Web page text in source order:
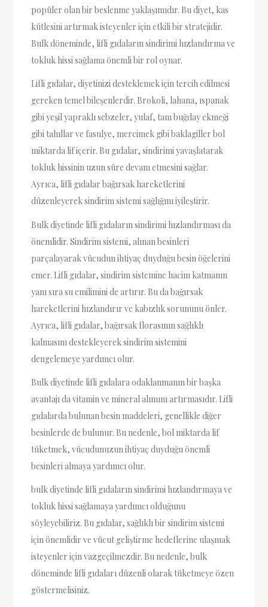
popüler olan bir beslenme yaklaşımıdır. Bu diyet, kas
kütlesini artırmak isteyenler için etkili bir stratejidir.
Bulk döneminde, lifli gıdaların sindirimi hızlandırma ve
tokluk hissi sağlama önemli bir rol oynar.
Lifli gıdalar, diyetinizi desteklemek için tercih edilmesi
gereken temel bileşenlerdir. Brokoli, lahana, ıspanak
gibi yeşil yapraklı sebzeler, yulaf, tam buğday ekmeği
gibi tahıllar ve fasulye, mercimek gibi baklagiller bol
miktarda lif içerir. Bu gıdalar, sindirimi yavaşlatarak
tokluk hissinin uzun süre devam etmesini sağlar.
Ayrıca, lifli gıdalar bağırsak hareketlerini
düzenleyerek sindirim sistemi sağlığını iyileştirir.
Bulk diyetinde lifli gıdaların sindirimi hızlandırması da
önemlidir. Sindirim sistemi, alınan besinleri
parçalayarak vücudun ihtiyaç duyduğu besin öğelerini
emer. Lifli gıdalar, sindirim sistemine hacim katmanın
yanı sıra su emilimini de artırır. Bu da bağırsak
hareketlerini hızlandırır ve kabızlık sorununu önler.
Ayrıca, lifli gıdalar, bağırsak florasının sağlıklı
kalmasını destekleyerek sindirim sistemini
dengelemeye yardımcı olur.
Bulk diyetinde lifli gıdalara odaklanmanın bir başka
avantajı da vitamin ve mineral alımını artırmasıdır. Lifli
gıdalarda bulunan besin maddeleri, genellikle diğer
besinlerde de bulunur. Bu nedenle, bol miktarda lif
tüketmek, vücudunuzun ihtiyaç duyduğu önemli
besinleri almaya yardımcı olur.
bulk diyetinde lifli gıdaların sindirimi hızlandırmaya ve
tokluk hissi sağlamaya yardımcı olduğunu
söyleyebiliriz. Bu gıdalar, sağlıklı bir sindirim sistemi
için önemlidir ve vücut geliştirme hedeflerine ulaşmak
isteyenler için vazgeçilmezdir. Bu nedenle, bulk
döneminde lifli gıdaları düzenli olarak tüketmeye özen
göstermelisiniz.